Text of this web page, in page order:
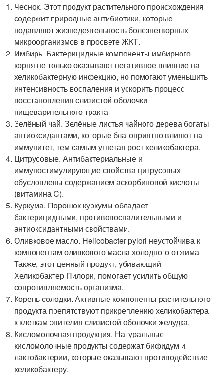
Чеснок. Этот продукт растительного происхождения
содержит природные антибиотики, которые
подавляют жизнедеятельность болезнетворных
микроорганизмов в просвете ЖКТ.
Имбирь. Бактерицидные компоненты имбирного
корня не только оказывают негативное влияние на
хеликобактерную инфекцию, но помогают уменьшить
интенсивность воспаления и ускорить процесс
восстановления слизистой оболочки
пищеварительного тракта.
Зелёный чай. Зелёные листья чайного дерева богаты
антиоксидантами, которые благоприятно влияют на
иммунитет, тем самым угнетая рост хеликобактера.
Цитрусовые. Антибактериальные и
иммуностимулирующие свойства цитрусовых
обусловлены содержанием аскорбиновой кислоты
(витамина C).
Куркума. Порошок куркумы обладает
бактерицидными, противовоспалительными и
антиоксидантными свойствами.
Оливковое масло. Helicobacter pylori неустойчива к
компонентам оливкового масла холодного отжима.
Также, этот ценный продукт, убивающий
Хеликобактер Пилори, помогает усилить общую
сопротивляемость организма.
Корень солодки. Активные компоненты растительного
продукта препятствуют прикреплению хеликобактера
к клеткам эпителия слизистой оболочки желудка.
Кисломолочная продукция. Натуральные
кисломолочные продукты содержат бифидум и
лактобактерии, которые оказывают противодействие
хеликобактеру.